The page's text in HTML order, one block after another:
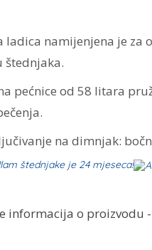
ladica namijenjena je za
štednjaka.
pećnice od 58 litara
na dimnjak:
štednjake je 24 mjeseca!
informacija o proizvodu